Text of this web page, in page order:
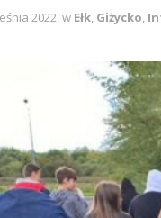
2022 w Ełk, Giżycko,